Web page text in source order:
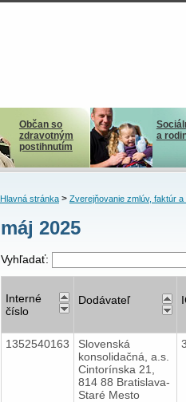
Občan so
zdravotným
postihnutím
a
Hlavná stránka> Zverejňovanie zmlúv, faktúr a
máj 2025
Vyhľadať:
Interné
číslo
Dodávateľ
1352540163
Slovenská
konsolidačná, a.s.
Cintorínska 21,
814 88 Bratislava-
Staré Mesto